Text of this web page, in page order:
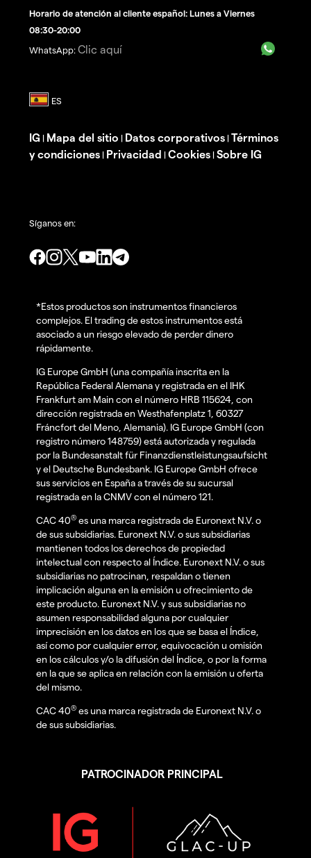
Horario de atención al cliente español: Lunes a Viernes
08:30-20:00
WhatsApp: Clic aquí
IG | Mapa del sitio | Datos corporativos | Términos
y condiciones | Privacidad | Cookies | Sobre IG
Síganos en:
*Estos productos son instrumentos financieros
complejos. El trading de estos instrumentos está
asociado a un riesgo elevado de perder dinero
rápidamente.
IG Europe GmbH (una compañía inscrita en la
República Federal Alemana y registrada en el IHK
Frankfurt am Main con el número HRB 115624, con
dirección registrada en Westhafenplatz 1, 60327
Fráncfort del Meno, Alemania). IG Europe GmbH (con
registro número 148759) está autorizada y regulada
por la Bundesanstalt für Finanzdienstleistungsaufsicht
y el Deutsche Bundesbank. IG Europe GmbH ofrece
sus servicios en España a través de su sucursal
registrada en la CNMV con el número 121.
CAC 40® es una marca registrada de Euronext N.V. o
de sus subsidiarias. Euronext N.V. o sus subsidiarias
mantienen todos los derechos de propiedad
intelectual con respecto al Índice. Euronext N.V. o sus
subsidiarias no patrocinan, respaldan o tienen
implicación alguna en la emisión u ofrecimiento de
este producto. Euronext N.V. y sus subsidiarias no
asumen responsabilidad alguna por cualquier
imprecisión en los datos en los que se basa el Índice,
así como por cualquier error, equivocación u omisión
en los cálculos y/o la difusión del Índice, o por la forma
en la que se aplica en relación con la emisión u oferta
del mismo.
CAC 40® es una marca registrada de Euronext N.V. o
de sus subsidiarias.
PATROCINADOR PRINCIPAL